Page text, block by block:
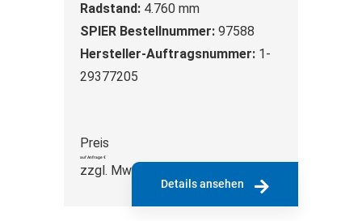
Radstand: 4.760 mm
SPIER Bestellnummer: 97588
Hersteller-Auftragsnummer: 1-
29377205
Preis
auf Anfrage €
zzgl. MwSt.
Details ansehen